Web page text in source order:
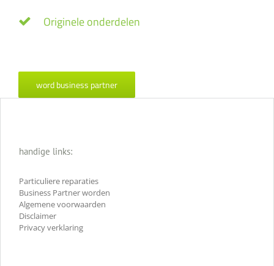
Originele onderdelen
word business partner
handige links:
Particuliere reparaties
Business Partner worden
Algemene voorwaarden
Disclaimer
Privacy verklaring